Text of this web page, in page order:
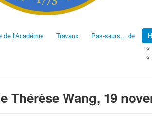
de l'Académie Travaux Pas-seurs... de
Thérèse Wang, 19